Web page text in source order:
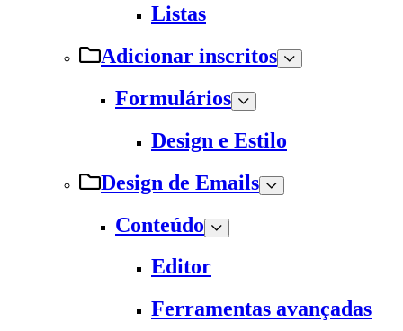
Listas
Adicionar inscritos
Formulários
Design e Estilo
Design de Emails
Conteúdo
Editor
Ferramentas avançadas